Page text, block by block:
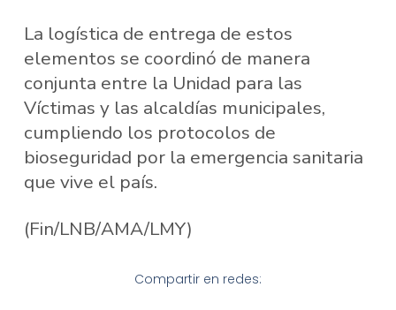
La logística de entrega de estos
elementos se coordinó de manera
conjunta entre la Unidad para las
Víctimas y las alcaldías municipales,
cumpliendo los protocolos de
bioseguridad por la emergencia sanitaria
que vive el país.
(Fin/LNB/AMA/LMY)
Compartir en redes: